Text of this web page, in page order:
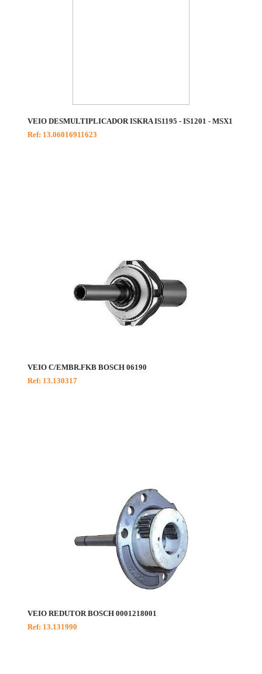
VEIO DESMULTIPLICADOR ISKRA IS1195 - IS1201 - MSX1
Ref: 13.06016911623
VEIO C/EMBR.FKB BOSCH 06190
Ref: 13.130317
VEIO REDUTOR BOSCH 0001218001
Ref: 13.131990